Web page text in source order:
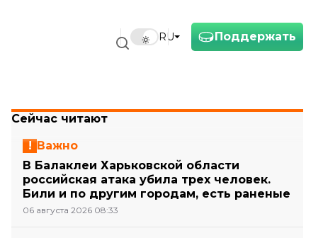
Поддержать
RU
Сейчас читают
Важно
В Балаклеи Харьковской области
российская атака убила трех человек.
Били и по другим городам, есть раненые
06 августа 2026 08:33